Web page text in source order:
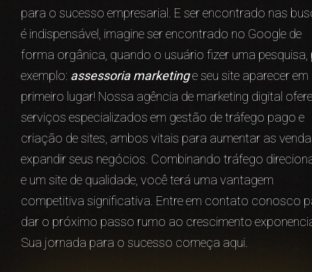
para o sucesso empresarial. E ser encontrado nas
é indispensável, imagine ser encontrado no Google de
forma orgânica, quando o usuário fizer uma pesquisa,
exemplo: assessoria marketinge seu site aparecer em
primeiro lugar! Nossa agência de marketing digital
serviços especializados em gestão de tráfego pago e
criação de sites, ambos vitais para aumentar as
expandir seus negócios. Combinando tráfego
e um site de qualidade, você terá uma vantagem
competitiva significativa. Entre em contato conosco
dar o próximo passo rumo ao crescimento
Sua jornada para o sucesso começa aqui.